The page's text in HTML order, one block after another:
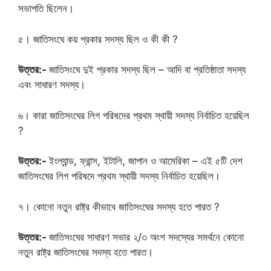
সভাপতি ছিলেন।
৫। জাতিসংঘে কয় প্রকার সদস্য ছিল ও কী কী ?
উত্তর:- জাতিসংঘে দুই প্রকার সদস্য ছিল – আদি বা প্রতিষ্ঠাতা সদস্য
এবং সাধারণ সদস্য।
৬। কারা জাতিসংঘের লিগ পরিষদের প্রথম স্থায়ী সদস্য নির্বাচিত হয়েছিল
?
উত্তর:-ইংল্যান্ড, ফ্রান্স, ইটালি, জাপান ও আমেরিকা – এই ৫টি দেশ
জাতিসংঘের লিগ পরিষদে প্রথম স্থায়ী সদস্য নির্বাচিত হয়েছিল।
৭। কোনো নতুন রাষ্ট্র কীভাবে জাতিসংঘের সদস্য হতে পারত ?
উত্তর:- জাতিসংঘের সাধারণ সভার ২/৩ অংশ সদস্যের সমর্থনে কোনো
নতুন রাষ্ট্র জাতিসংঘের সদস্য হতে পারত।